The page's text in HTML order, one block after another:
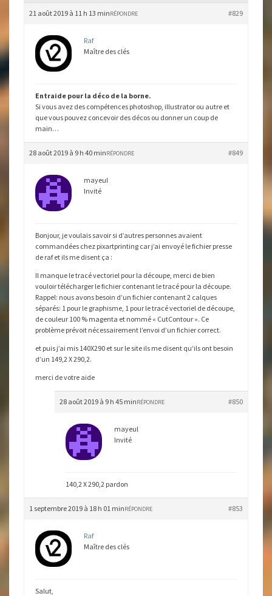
21 août 2019 à 11 h 13 min #829
RÉPONDRE
Raf
Maître des clés
Entraide pour la déco de la borne.
Si vous avez des compétences photoshop, illustrator ou autre et
que vous pouvez concevoir des décos ou donner un coup de
main…
28 août 2019 à 9 h 40 min #849
RÉPONDRE
mayeul
Invité
Bonjour, je voulais savoir si d’autres personnes avaient
commandées chez pixartprinting car j’ai envoyé le fichier presse
de raf et ils me disent ça :
Il manque le tracé vectoriel pour la découpe, merci de bien
vouloir télécharger le fichier contenant le tracé pour la découpe.
Rappel: nous avons besoin d’un fichier contenant 2 calques
séparés: 1 pour le graphisme, 1 pour le tracé vectoriel de découpe,
de couleur 100 % magenta et nommé « CutContour ». Ce
problème prévoit nécessairement l’envoi d’un fichier correct.
et puis j’ai mis 140X290 et sur le site ils me disent qu’ils ont besoin
d’un 149,2 X 290,2.
merci de votre aide
28 août 2019 à 9 h 45 min #850
RÉPONDRE
mayeul
Invité
140,2 X 290,2 pardon
1 septembre 2019 à 18 h 01 min #853
RÉPONDRE
Raf
Maître des clés
Salut,